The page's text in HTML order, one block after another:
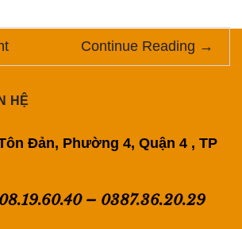
Continue Reading →
HỆ
Đản, Phường 4, Quận 4 , TP
– 0387.36.20.29